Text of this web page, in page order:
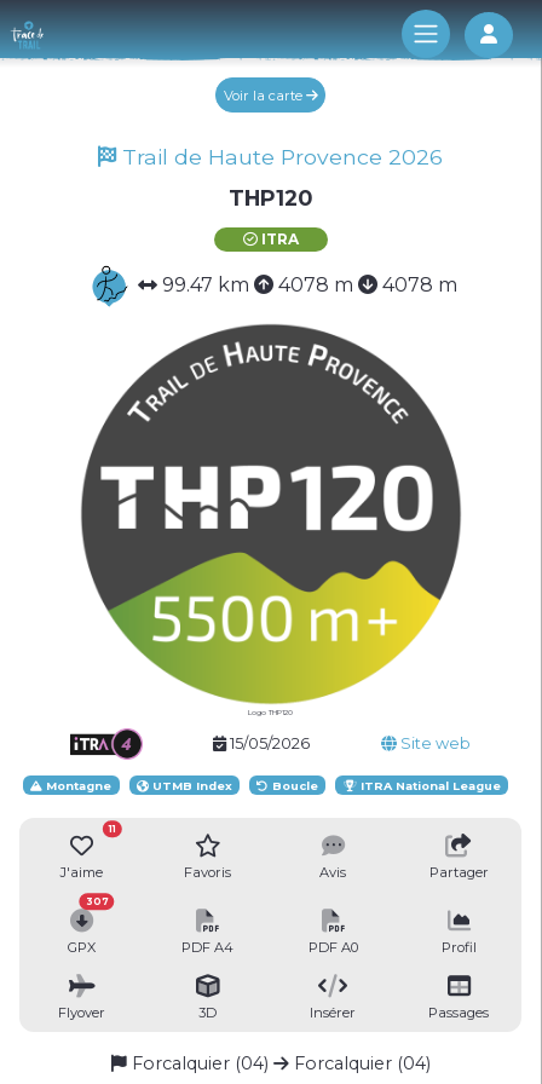
Log
Voir la carte
Trail de Haute Provence 2026
THP120
ITRA
99.47 km 4078 m 4078 m
Logo THP120
15/05/2026 Site web
Montagne UTMB Index Boucle ITRA National League
J'aime
11
Favoris Avis Partager
GPX
307
PDF A4 PDF A0 Profil
Flyover 3D Insérer Passages
Forcalquier (04) Forcalquier (04)